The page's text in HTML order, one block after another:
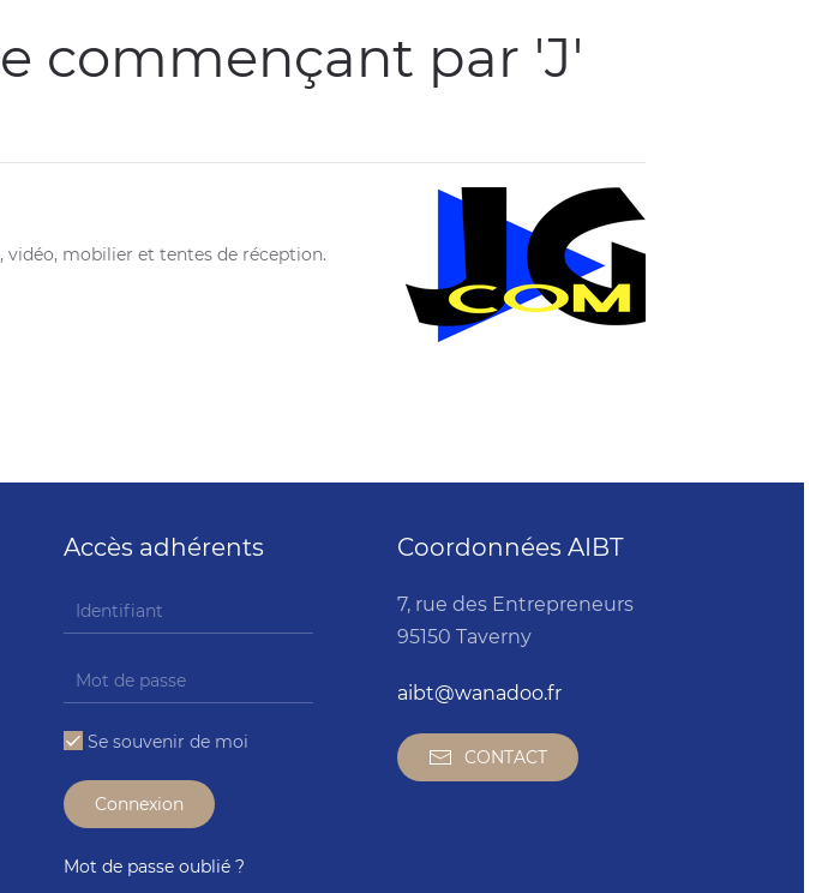
commençant par 'J'
mobilier et tentes de réception.
Accès adhérents
Se souvenir de moi
Connexion
Mot de passe oublié ?
Coordonnées AIBT
7, rue des Entrepreneurs
95150 Taverny
aibt@wanadoo.fr
CONTACT